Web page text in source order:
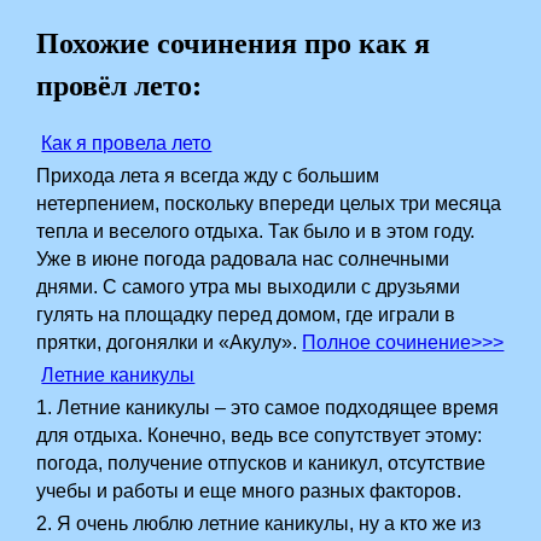
Похожие сочинения про как я
провёл лето:
Как я провела лето
Прихода лета я всегда жду с большим
нетерпением, поскольку впереди целых три месяца
тепла и веселого отдыха. Так было и в этом году.
Уже в июне погода радовала нас солнечными
днями. С самого утра мы выходили с друзьями
гулять на площадку перед домом, где играли в
прятки, догонялки и «Акулу». Полное сочинение>>>
Летние каникулы
1. Летние каникулы – это самое подходящее время
для отдыха. Конечно, ведь все сопутствует этому:
погода, получение отпусков и каникул, отсутствие
учебы и работы и еще много разных факторов.
2. Я очень люблю летние каникулы, ну а кто же из